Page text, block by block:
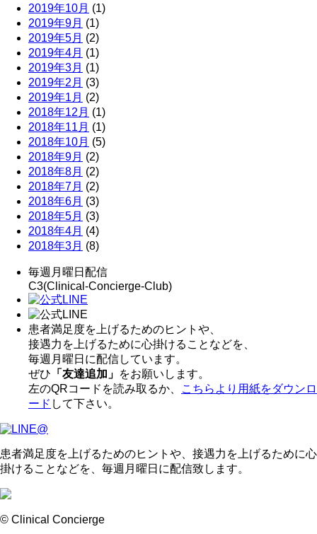
2019年10月 (1)
2019年9月 (1)
2019年5月 (2)
2019年4月 (1)
2019年3月 (1)
2019年2月 (3)
2019年1月 (2)
2018年12月 (1)
2018年11月 (1)
2018年10月 (5)
2018年9月 (2)
2018年8月 (2)
2018年7月 (2)
2018年6月 (3)
2018年5月 (3)
2018年4月 (4)
2018年3月 (8)
毎週月曜日配信
C3(Clinical-Concierge-Club)
患者満足度を上げるためのヒントや、
接遇力を上げるために心掛けることなどを、
毎週月曜日に配信しています。
ぜひ 「友達追加」 をお願いします。
左のQRコードを読み取るか、
こちらより用紙をダウンロ
ード して下さい。
患者満足度を上げるためのヒントや、接遇力を上げるために心
掛けることなどを、毎週月曜日に配信致します。
© Clinical Concierge